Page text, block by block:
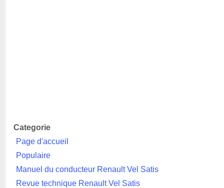
Categorie
Page d'accueil
Populaire
Manuel du conducteur Renault Vel Satis
Revue technique Renault Vel Satis